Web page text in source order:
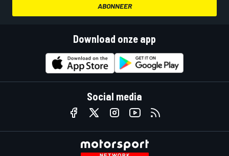
ABONNEER
Download onze app
Social media